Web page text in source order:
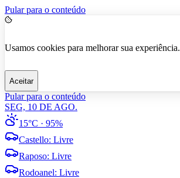
Pular para o conteúdo
Usamos cookies para melhorar sua experiência.
Aceitar
Pular para o conteúdo
SEG, 10 DE AGO.
15°C · 95%
Castello: Livre
Raposo: Livre
Rodoanel: Livre